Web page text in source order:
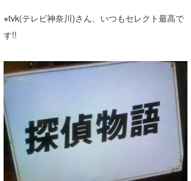
※tvk(テレビ神奈川)さん、いつもセレクト最高で
す!!